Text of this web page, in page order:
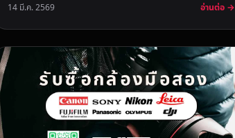
14 มี.ค. 2569 อ่านต่อ →